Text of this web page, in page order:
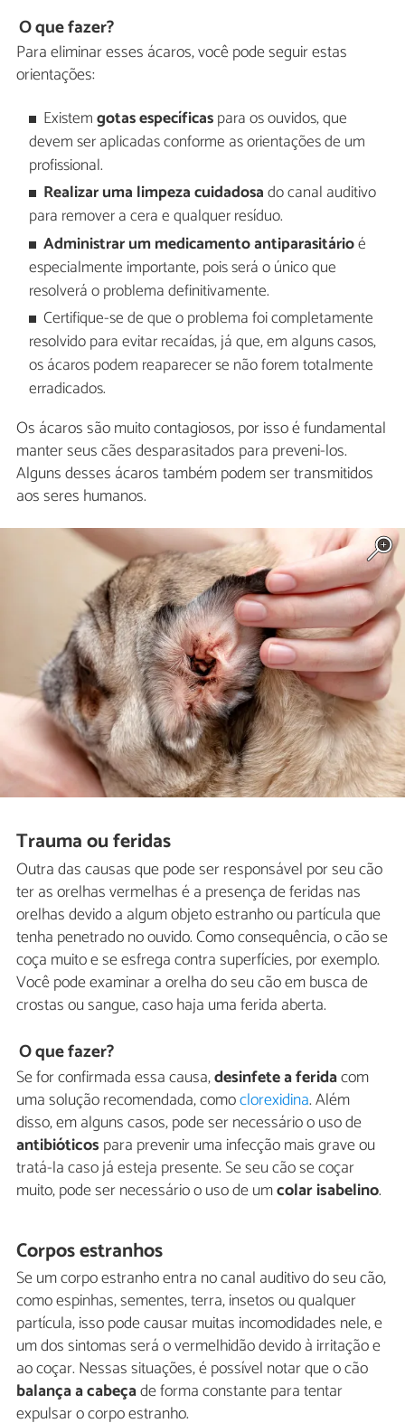
O que fazer?
Para eliminar esses ácaros, você pode seguir estas
orientações:
Existemgotas específicaspara os ouvidos, que
devem ser aplicadas conforme as orientações de um
profissional.
Realizar uma limpeza cuidadosado canal auditivo
para remover a cera e qualquer resíduo.
Administrar um medicamento antiparasitárioé
especialmente importante, pois será o único que
resolverá o problema definitivamente.
Certifique-se de que o problema foi completamente
resolvido para evitar recaídas, já que, em alguns casos,
os ácaros podem reaparecer se não forem totalmente
erradicados.
Os ácaros são muito contagiosos, por isso é fundamental
manter seus cães desparasitados para preveni-los.
Alguns desses ácaros também podem ser transmitidos
aos seres humanos.
Trauma ou feridas
Outra das causas que pode ser responsável por seu cão
ter as orelhas vermelhas é a presença de feridas nas
orelhas devido a algum objeto estranho ou partícula que
tenha penetrado no ouvido. Como consequência, o cão se
coça muito e se esfrega contra superfícies, por exemplo.
Você pode examinar a orelha do seu cão em busca de
crostas ou sangue, caso haja uma ferida aberta.
O que fazer?
Se for confirmada essa causa,desinfete a feridacom
uma solução recomendada, comoclorexidina. Além
disso, em alguns casos, pode ser necessário o uso de
antibióticos para prevenir uma infecção mais grave ou
tratá-la caso já esteja presente. Se seu cão se coçar
muito, pode ser necessário o uso de umcolar isabelino.
Corpos estranhos
Se um corpo estranho entra no canal auditivo do seu cão,
como espinhas, sementes, terra, insetos ou qualquer
partícula, isso pode causar muitas incomodidades nele, e
um dos sintomas será o vermelhidão devido à irritação e
ao coçar. Nessas situações, é possível notar que o cão
balança a cabeçade forma constante para tentar
expulsar o corpo estranho.